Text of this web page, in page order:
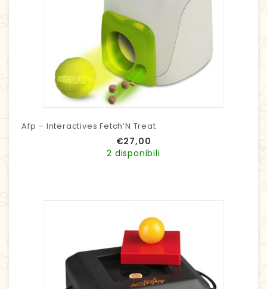
Afp – Interactives Fetch’N Treat
€27,00
2 disponibili